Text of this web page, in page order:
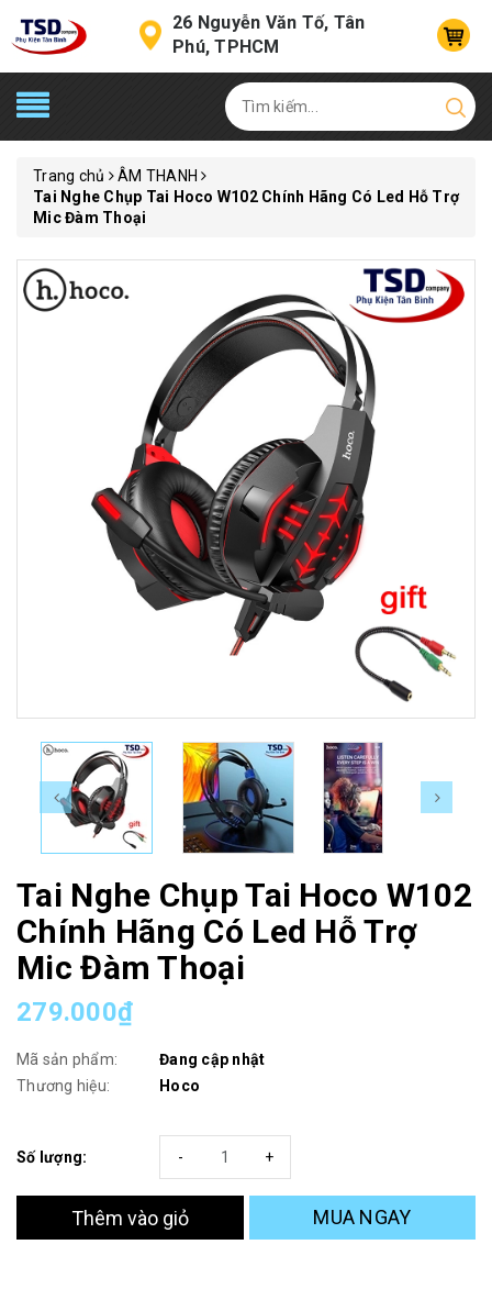
26 Nguyễn Văn Tố, Tân
Phú, TPHCM
Trang chủ
ÂM THANH
Tai Nghe Chụp Tai Hoco W102 Chính Hãng Có Led Hỗ Trợ
Mic Đàm Thoại
Tai Nghe Chụp Tai Hoco W102
Chính Hãng Có Led Hỗ Trợ
Mic Đàm Thoại
279.000₫
Mã sản phẩm:
Đang cập nhật
Thương hiệu:
Hoco
Số lượng: +
-
Thêm vào giỏ MUA NGAY